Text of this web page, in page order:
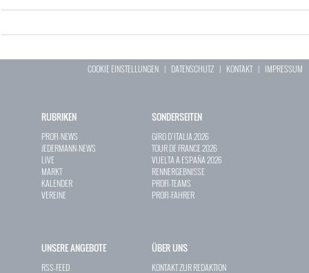
COOKIE EINSTELLUNGEN | DATENSCHUTZ | KONTAKT| IMPRESSUM
RUBRIKEN
PROFI-NEWS
JEDERMANN-NEWS
LIVE
MARKT
KALENDER
VEREINE
SONDERSEITEN
GIRO D`ITALIA 2026
TOUR DE FRANCE 2026
VUELTA A ESPAÑA 2026
RENNERGEBNISSE
PROFI-TEAMS
PROFI-FAHRER
UNSERE ANGEBOTE
RSS-FEED
ÜBER UNS
KONTAKT ZUR REDAKTION